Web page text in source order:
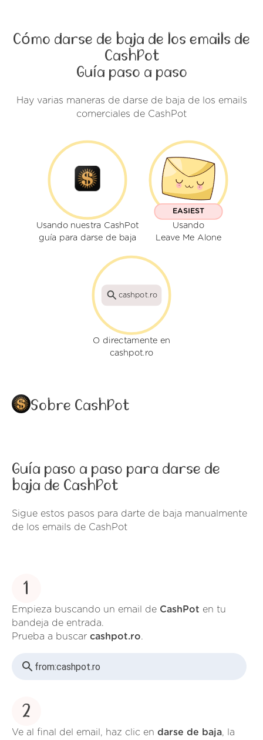
Cómo darse de baja de los emails de
CashPot
Guía paso a paso
Hay varias maneras de darse de baja de los emails
comerciales de CashPot
Usando nuestra CashPot
guía para darse de baja
EASIEST
Usando
Leave Me Alone
cashpot.ro
O directamente en
cashpot.ro
Sobre CashPot
Guía paso a paso para darse de
baja de CashPot
Sigue estos pasos para darte de baja manualmente
de los emails de CashPot
1
Empieza buscando un email de CashPot en tu
bandeja de entrada.
Prueba a buscar cashpot.ro.
from:cashpot.ro
2
Ve al final del email, haz clic en darse de baja, la